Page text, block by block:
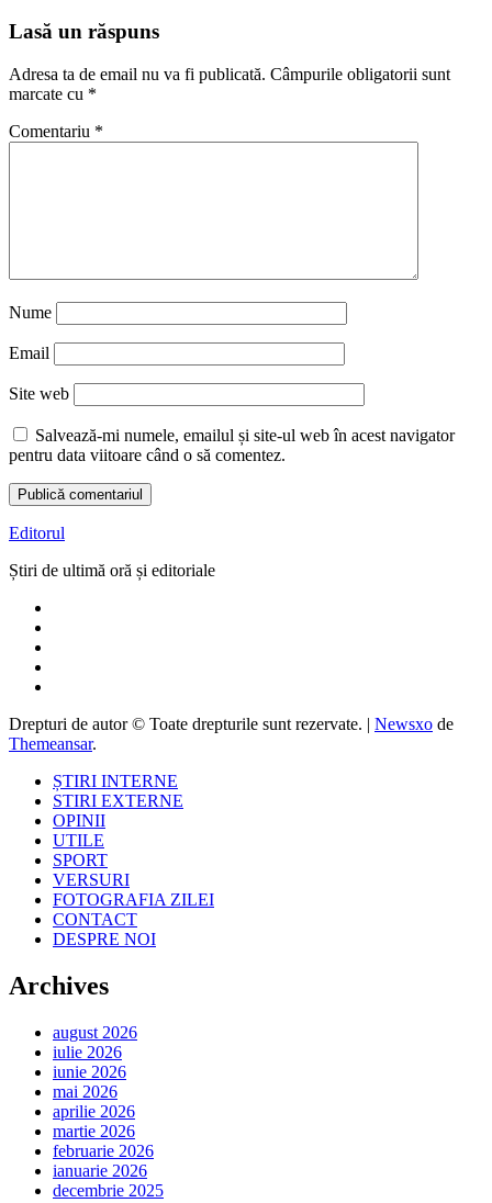
Lasă un răspuns
Adresa ta de email nu va fi publicată. Câmpurile obligatorii sunt
marcate cu *
Comentariu *
Nume
Email
Site web
Salvează-mi numele, emailul și site-ul web în acest navigator
pentru data viitoare când o să comentez.
Editorul
Știri de ultimă oră și editoriale
Drepturi de autor © Toate drepturile sunt rezervate. | Newsxo de
Themeansar.
ȘTIRI INTERNE
STIRI EXTERNE
OPINII
UTILE
SPORT
VERSURI
FOTOGRAFIA ZILEI
CONTACT
DESPRE NOI
Archives
august 2026
iulie 2026
iunie 2026
mai 2026
aprilie 2026
martie 2026
februarie 2026
ianuarie 2026
decembrie 2025